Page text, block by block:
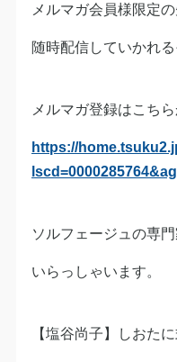
メルマガ会員様限定の
随時配信していかれる
メルマガ登録はこち
https://
ソルフェージュの専
いらっしゃいます。
【塩谷尚子】しおた